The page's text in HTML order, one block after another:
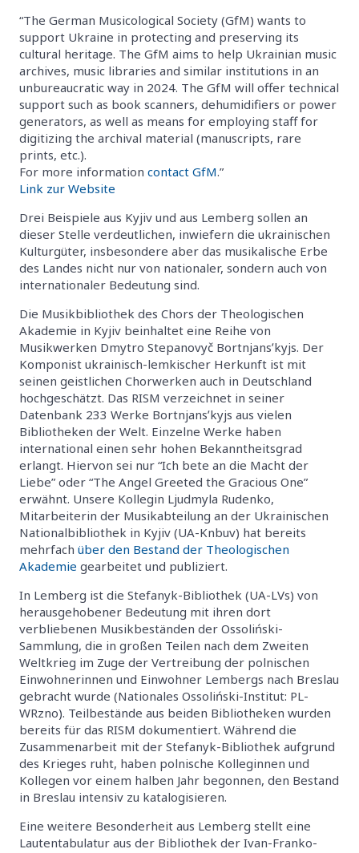
“The German Musicological Society (GfM) wants to
support Ukraine in protecting and preserving its
cultural heritage. The GfM aims to help Ukrainian music
archives, music libraries and similar institutions in an
unbureaucratic way in 2024. The GfM will offer technical
support such as book scanners, dehumidifiers or power
generators, as well as means for employing staff for
digitizing the archival material (manuscripts, rare
prints, etc.).
For more information contact GfM.”
Link zur Website
Drei Beispiele aus Kyjiv und aus Lemberg sollen an
dieser Stelle verdeutlichen, inwiefern die ukrainischen
Kulturgüter, insbesondere aber das musikalische Erbe
des Landes nicht nur von nationaler, sondern auch von
internationaler Bedeutung sind.
Die Musikbibliothek des Chors der Theologischen
Akademie in Kyjiv beinhaltet eine Reihe von
Musikwerken Dmytro Stepanovyč Bortnjansʹkyjs. Der
Komponist ukrainisch-lemkischer Herkunft ist mit
seinen geistlichen Chorwerken auch in Deutschland
hochgeschätzt. Das RISM verzeichnet in seiner
Datenbank 233 Werke Bortnjansʹkyjs aus vielen
Bibliotheken der Welt. Einzelne Werke haben
international einen sehr hohen Bekanntheitsgrad
erlangt. Hiervon sei nur “Ich bete an die Macht der
Liebe” oder “The Angel Greeted the Gracious One”
erwähnt. Unsere Kollegin Ljudmyla Rudenko,
Mitarbeiterin der Musikabteilung an der Ukrainischen
Nationalbibliothek in Kyjiv (UA-Knbuv) hat bereits
mehrfach über den Bestand der Theologischen
Akademie gearbeitet und publiziert.
In Lemberg ist die Stefanyk-Bibliothek (UA-LVs) von
herausgehobener Bedeutung mit ihren dort
verbliebenen Musikbeständen der Ossoliński-
Sammlung, die in großen Teilen nach dem Zweiten
Weltkrieg im Zuge der Vertreibung der polnischen
Einwohnerinnen und Einwohner Lembergs nach Breslau
gebracht wurde (Nationales Ossoliński-Institut: PL-
WRzno). Teilbestände aus beiden Bibliotheken wurden
bereits für das RISM dokumentiert. Während die
Zusammenarbeit mit der Stefanyk-Bibliothek aufgrund
des Krieges ruht, haben polnische Kolleginnen und
Kollegen vor einem halben Jahr begonnen, den Bestand
in Breslau intensiv zu katalogisieren.
Eine weitere Besonderheit aus Lemberg stellt eine
Lautentabulatur aus der Bibliothek der Ivan-Franko-